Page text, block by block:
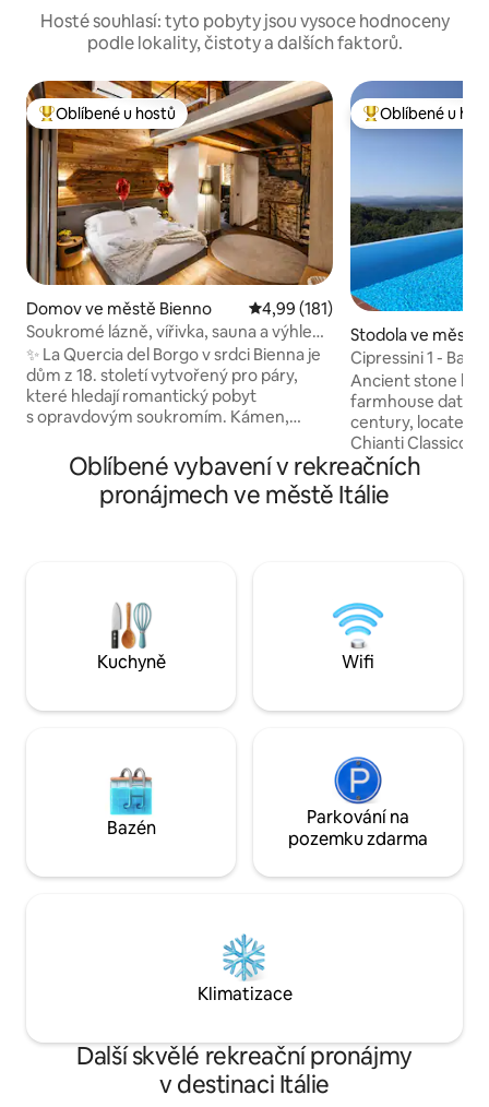
Hosté souhlasí: tyto pobyty jsou vysoce hodnoceny
podle lokality, čistoty a dalších faktorů.
Nejlepší v kategorii Oblíbené u hostů
Oblíbené u hostů
Domov ve městě Bienno Průměrné hodnocení 4,99 z 5,
4,99 (181)
Soukromé lázně, vířivka, sauna a výhled
na Alpy Luxury Home
✨ La Quercia del Borgo v srdci Bienna je
dům z 18. století vytvořený pro páry,
které hledají romantický pobyt
s opravdovým soukromím. Kámen,
soukromé lázně s vířivkou, finskou
saunou a výhledem na Alpy. Apartmá
s velkou manželskou postelí 🛏️
výročí, žádosti o ruku, líbánky a wellness
víkendy: autentická vesnice, SPA jen pro
vás a soukromí.
Nejlepší v
Oblíbené u
Stodola ve městě
hianti
Cipressini 1 -
Ancient stone
farmhouse dating
century, located
Chianti Classico
with breathtaking
d'Elsa. Luxusně
zařízený,
manželskou
psací stůl,
koutem,
Oblíbené vybavení v rekreačních
pronájmech ve městě Itálie
Kuchyně Wifi
Bazén
Parkování na
pozemku zdarma
Klimatizace
Další skvělé rekreační pronájmy
v destinaci Itálie